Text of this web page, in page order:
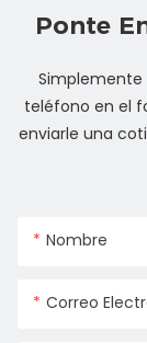
Ponte
teléfono en el
enviarle una
Nombre
Correo